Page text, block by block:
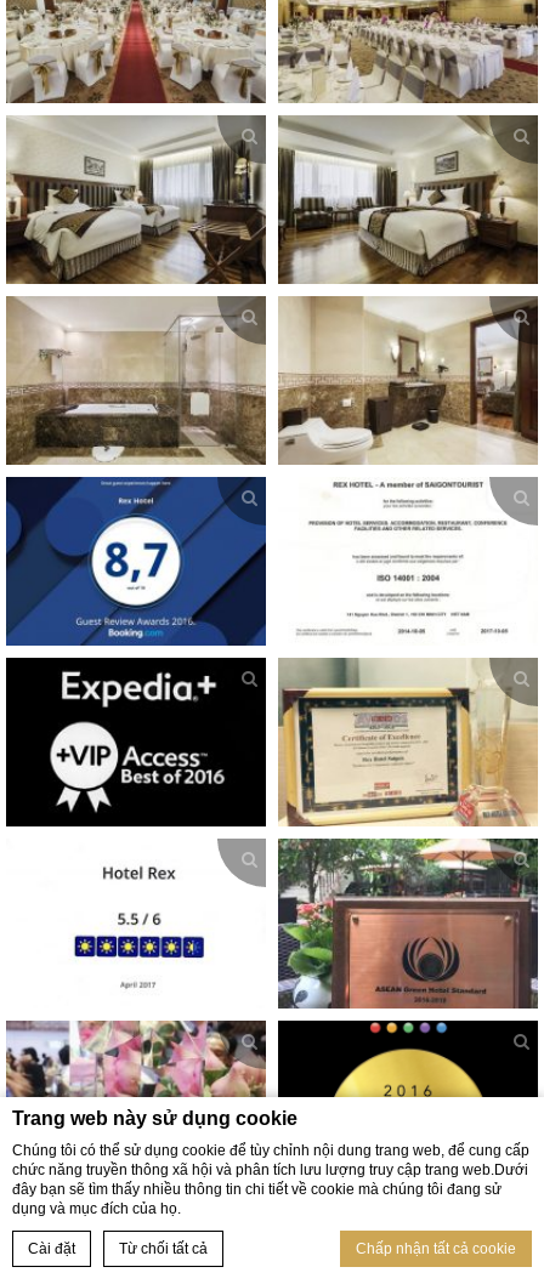
Trang web này sử dụng cookie
Chúng tôi có thể sử dụng cookie để tùy chỉnh nội dung trang web, để cung cấp
chức năng truyền thông xã hội và phân tích lưu lượng truy cập trang web.Dưới
đây bạn sẽ tìm thấy nhiều thông tin chi tiết về cookie mà chúng tôi đang sử
dụng và mục đích của họ.
Cài đặt Từ chối tất cả Chấp nhận tất cả cookie
Home Ưu đãi phòng ngủ